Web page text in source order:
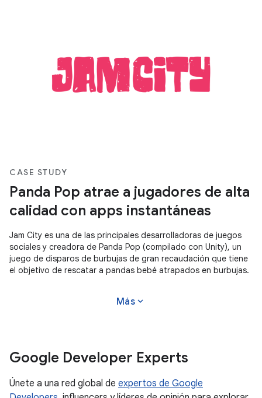
CASE STUDY
Panda Pop atrae a jugadores de alta
calidad con apps instantáneas
Jam City es una de las principales desarrolladoras de juegos
sociales y creadora de Panda Pop (compilado con Unity), un
juego de disparos de burbujas de gran recaudación que tiene
el objetivo de rescatar a pandas bebé atrapados en burbujas.
Más expand_more
Google Developer Experts
Únete a una red global de expertos de Google